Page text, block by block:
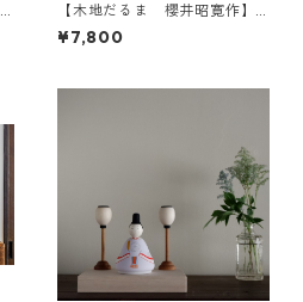
【木地だるま 櫻井昭寛作】
姫だるま 二筆目 b-2
¥7,800